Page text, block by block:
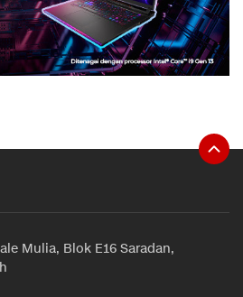
Mulia, Blok E16 Saradan,